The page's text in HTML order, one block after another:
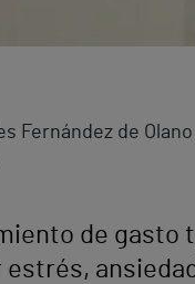
Fernández de Olano
de gasto
estrés,